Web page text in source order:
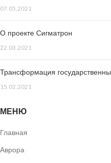
07.05.2021
О проекте Сигматрон
22.03.2021
Трансформация
15.02.2021
МЕНЮ
Главная
Аврора